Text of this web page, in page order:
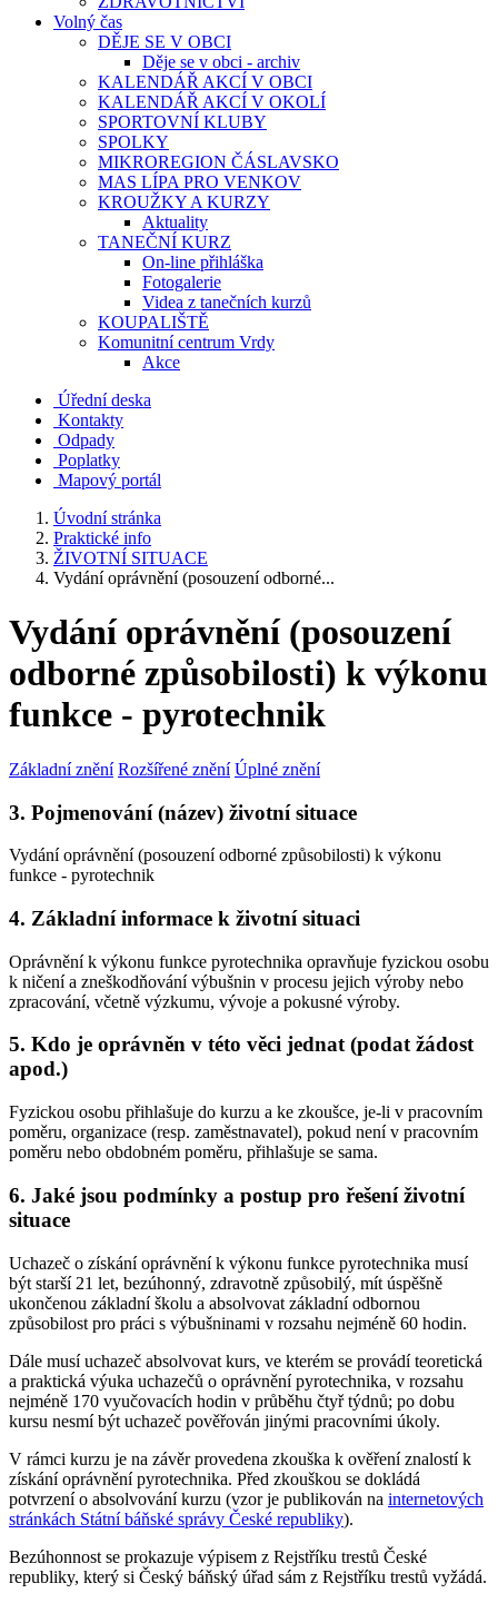
Volný čas
DĚJE SE V OBCI
Děje se v obci - archiv
KALENDÁŘ AKCÍ V OBCI
KALENDÁŘ AKCÍ V OKOLÍ
SPORTOVNÍ KLUBY
SPOLKY
MIKROREGION ČÁSLAVSKO
MAS LÍPA PRO VENKOV
KROUŽKY A KURZY
Aktuality
TANEČNÍ KURZ
On-line přihláška
Fotogalerie
Videa z tanečních kurzů
KOUPALIŠTĚ
Komunitní centrum Vrdy
Akce
Úřední deska
Kontakty
Odpady
Poplatky
Mapový portál
Úvodní stránka
Praktické info
ŽIVOTNÍ SITUACE
Vydání oprávnění (posouzení odborné...
Vydání oprávnění (posouzení
odborné způsobilosti) k výkonu
funkce - pyrotechnik
Základní znění Rozšířené znění Úplné znění
3. Pojmenování (název) životní situace
Vydání oprávnění (posouzení odborné způsobilosti) k výkonu
funkce - pyrotechnik
4. Základní informace k životní situaci
Oprávnění k výkonu funkce pyrotechnika opravňuje fyzickou osobu
k ničení a zneškodňování výbušnin v procesu jejich výroby nebo
zpracování, včetně výzkumu, vývoje a pokusné výroby.
5. Kdo je oprávněn v této věci jednat (podat žádost
apod.)
Fyzickou osobu přihlašuje do kurzu a ke zkoušce, je-li v pracovním
poměru, organizace (resp. zaměstnavatel), pokud není v pracovním
poměru nebo obdobném poměru, přihlašuje se sama.
6. Jaké jsou podmínky a postup pro řešení životní
situace
Uchazeč o získání oprávnění k výkonu funkce pyrotechnika musí
být starší 21 let, bezúhonný, zdravotně způsobilý, mít úspěšně
ukončenou základní školu a absolvovat základní odbornou
způsobilost pro práci s výbušninami v rozsahu nejméně 60 hodin.
Dále musí uchazeč absolvovat kurs, ve kterém se provádí teoretická
a praktická výuka uchazečů o oprávnění pyrotechnika, v rozsahu
nejméně 170 vyučovacích hodin v průběhu čtyř týdnů; po dobu
kursu nesmí být uchazeč pověřován jinými pracovními úkoly.
V rámci kurzu je na závěr provedena zkouška k ověření znalostí k
získání oprávnění pyrotechnika. Před zkouškou se dokládá
potvrzení o absolvování kurzu (vzor je publikován na internetových
stránkách Státní báňské správy České republiky).
Bezúhonnost se prokazuje výpisem z Rejstříku trestů České
republiky, který si Český báňský úřad sám z Rejstříku trestů vyžádá.